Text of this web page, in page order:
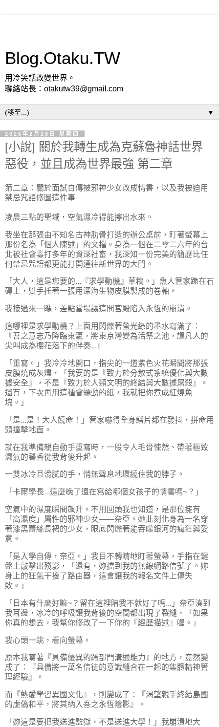
Blog.Otaku.TW
用冷笑話改變世界。
聯絡站長：otakutw39@gmail.com
▼
2026年2月26日 星期四
[小說] 關於我轉生成為克蘇魯神話世界
惡役，並且成為世界最強 第二章
第二章：關於面試自傳被邪神少女改成情書，以及我被迫用
禁忌咒語修圖這件事
凌晨三點的聖域，空氣濕冷得能擰出水來。
我坐在那張由不知名古神肋骨打造的辦公桌前，盯著螢幕上
那份名為「個人陳述」的文檔。身為一個在二零二六年的台
北被社會毒打多年的資深社畜，我深知一份完美的簡歷比任
何禁忌咒語都更能打開通往新世界的大門。
「大人，這是您要的...『求學動機』草稿。」魚人管家跪在石
磚上，雙手托著一張用深海生物皮膜製成的卷軸。
我接過來一瞧，差點當場讓這間宮殿陷入永恆的崩潰。
這哪裡是求學動機？上面用閃爍著螢光綠的墨水寫滿了：
『吾之意志乃降臨東瀛，將東京灣變為活祭之池，讓凡人的
尖叫成為櫻花落下的伴奏...』
「重寫。」我冷冷地開口，指尖的一道紫色火花瞬間將那張
皮膜燒成灰燼，「我要的是『致力於分散式系統優化與大數
據安全』，不是『致力於人類文明的終結與大數據屠殺』。
還有，下次再用這種會蠕動的紙，我就把你煮成紅燒魚
塊。」
「是...是！大人饒命！」管家嚇得全身鱗片都在發抖，拼命用
頭撞擊地面。
就在我準備親自動手重寫時，一股令人毛骨悚然、帶著極致
濕氣的馨香從我背後升起。
一雙冰冷且滑膩的手，悄無聲息地環繞住我的脖子。
「卡爾學長...這麼晚了還在寫給哪個女孩子的情書嗎~？」
空氣中的濕度瞬間飆升。不用回頭我也知道，是那位擁有
「高濕度」屬性的邪神少女——奈亞。她此刻化身為一名穿
著漆黑蕾絲長裙的少女，眼底閃爍著能吞噬銀河的瘋狂與愛
意。
「是入學自傳，奈亞。」我目不轉睛地盯著螢幕，手指在鍵
盤上敲擊出殘影，「還有，妳擋到我的無線網路信號了。妳
身上的狂氣干擾了路由器，這會讓我的報名文件上傳失
敗。」
「日本有什麼好嘛~？留在這裡陪我不就好了嗎...」奈亞湊到
我耳邊，冰冷的呼吸讓我背後的空間都出現了裂縫，「如果
你真的想去，我幫你修改了一下你的『經歷描述』喔。」
我心頭一跳，看向螢幕。
原本我寫著『具備優異的跨部門溝通能力』的地方，竟然變
成了：『具備將一萬名信徒的意識縫合在一起的集體精神管
理經驗』。
而『熱愛學習異國文化』，則變成了：『渴望親手終結島國
的虛偽和平，將其納入吾之永恆陰影』。
「妳這是要把我送進監獄，不是送進大學！」我崩潰地大